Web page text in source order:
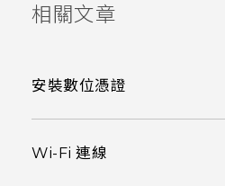
相關文章
安裝數位憑證
Wi-Fi 連線